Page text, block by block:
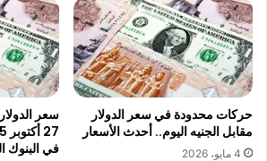
حركات محدودة في سعر الدولار
مقابل الجنيه اليوم.. أحدث الأسعار
4 مايو، 2026
سعر
في البنوك